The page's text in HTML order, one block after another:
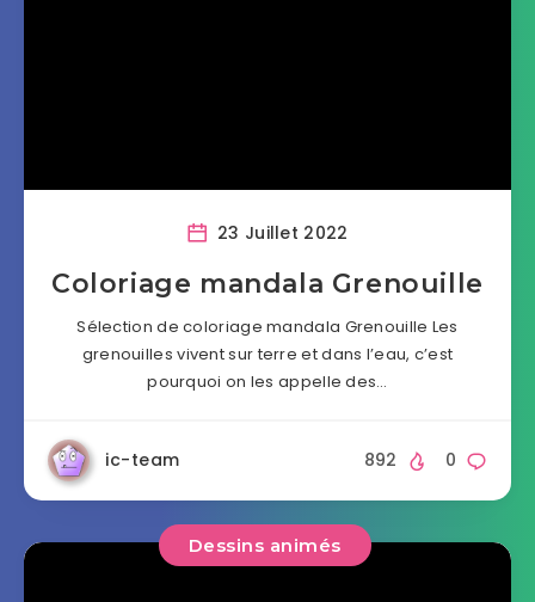
23 Juillet 2022
Coloriage mandala Grenouille
Sélection de coloriage mandala Grenouille Les
grenouilles vivent sur terre et dans l’eau, c’est
pourquoi on les appelle des…
ic-team 0
892
Dessins animés